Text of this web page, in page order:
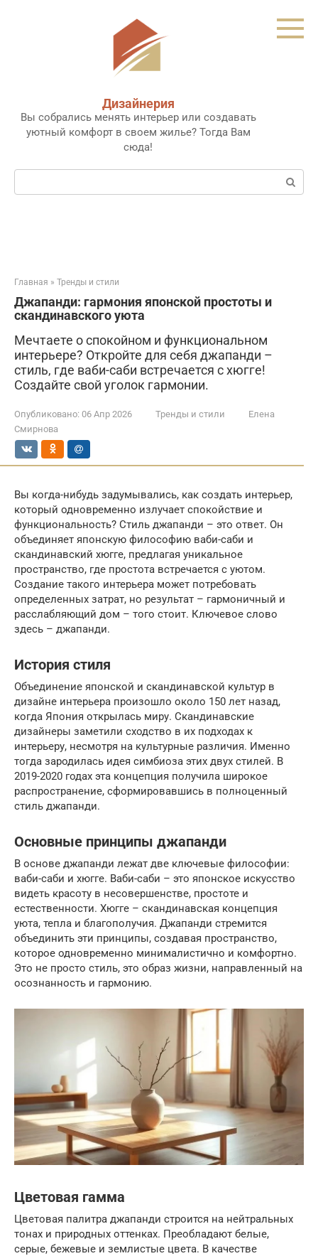
Дизайнерия
Вы собрались менять интерьер или создавать
уютный комфорт в своем жилье? Тогда Вам
сюда!
Поиск:
Главная » Тренды и стили
Джапанди: гармония японской простоты и
скандинавского уюта
Мечтаете о спокойном и функциональном
интерьере? Откройте для себя джапанди –
стиль, где ваби-саби встречается с хюгге!
Создайте свой уголок гармонии.
Опубликовано: 06 Апр 2026 Тренды и стили
Елена
Смирнова
Вы когда-нибудь задумывались, как создать интерьер,
который одновременно излучает спокойствие и
функциональность? Стиль джапанди – это ответ. Он
объединяет японскую философию ваби-саби и
скандинавский хюгге, предлагая уникальное
пространство, где простота встречается с уютом.
Создание такого интерьера может потребовать
определенных затрат, но результат – гармоничный и
расслабляющий дом – того стоит. Ключевое слово
здесь – джапанди.
История стиля
Объединение японской и скандинавской культур в
дизайне интерьера произошло около 150 лет назад,
когда Япония открылась миру. Скандинавские
дизайнеры заметили сходство в их подходах к
интерьеру, несмотря на культурные различия. Именно
тогда зародилась идея симбиоза этих двух стилей. В
2019-2020 годах эта концепция получила широкое
распространение, сформировавшись в полноценный
стиль джапанди.
Основные принципы джапанди
В основе джапанди лежат две ключевые философии:
ваби-саби и хюгге. Ваби-саби – это японское искусство
видеть красоту в несовершенстве, простоте и
естественности. Хюгге – скандинавская концепция
уюта, тепла и благополучия. Джапанди стремится
объединить эти принципы, создавая пространство,
которое одновременно минималистично и комфортно.
Это не просто стиль, это образ жизни, направленный на
осознанность и гармонию.
Цветовая гамма
Цветовая палитра джапанди строится на нейтральных
тонах и природных оттенках. Преобладают белые,
серые, бежевые и землистые цвета. В качестве